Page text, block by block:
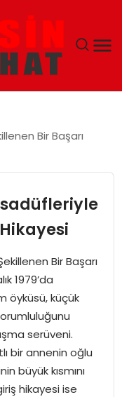
Bir Başarı
Bir Başarı
1979’da
öyküsü, küçük
serüveni.
bir annenin oğlu
büyük kısmını
hikayesi ise